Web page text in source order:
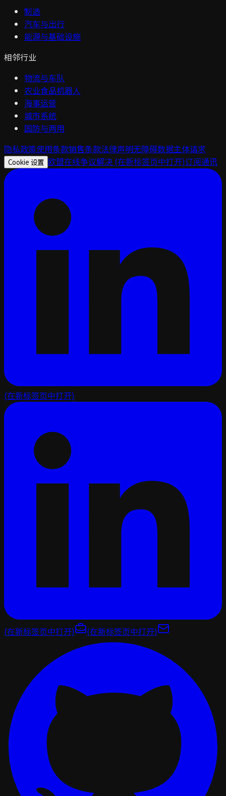
制造
汽车与出行
能源与基础设施
相邻行业
物流与车队
农业食品机器人
海事运营
城市系统
国防与两用
隐私政策使用条款销售条款法律声明无障碍数据主体请求
Cookie 设置 欧盟在线争议解决 (在新标签页中打开)订阅通讯
(在新标签页中打开)
(在新标签页中打开) (在新标签页中打开)